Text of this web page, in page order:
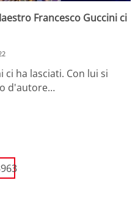
Francesco Guccini ci
ci ha lasciati. Con lui si
d'autore…